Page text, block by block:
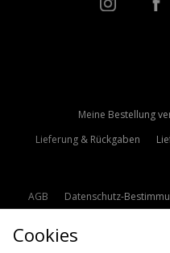
Meine Bestellung
Lieferung & Rückgaben
AGB Datenschutz-
Cookies